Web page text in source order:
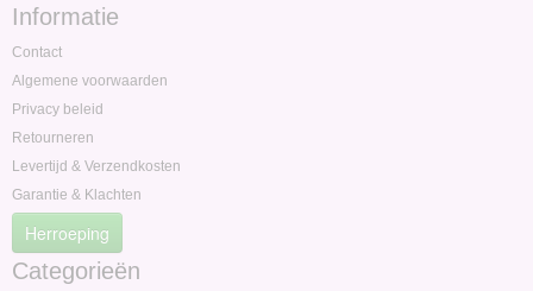
Informatie
Contact
Algemene voorwaarden
Privacy beleid
Retourneren
Levertijd & Verzendkosten
Garantie & Klachten
Herroeping
Categorieën